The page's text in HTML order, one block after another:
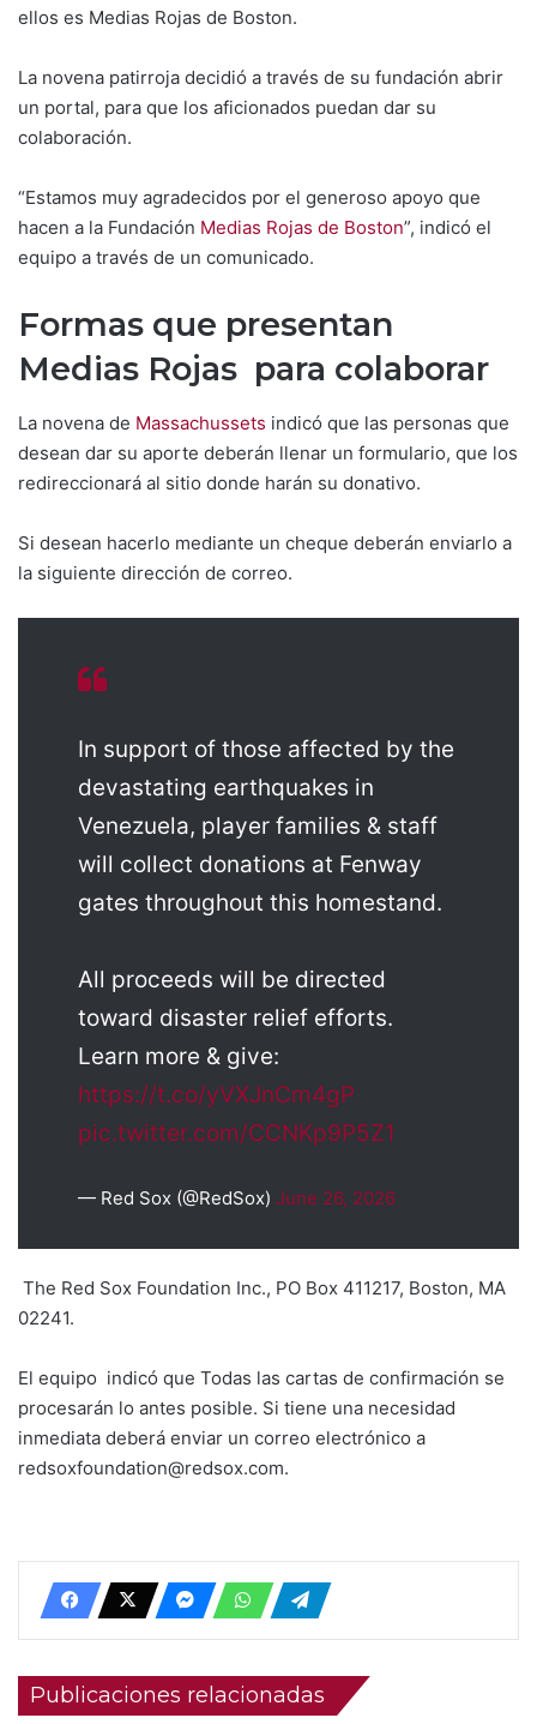
ellos es Medias Rojas de Boston.
La novena patirroja decidió a través de su fundación abrir
un portal, para que los aficionados puedan dar su
colaboración.
“Estamos muy agradecidos por el generoso apoyo que
hacen a la Fundación Medias Rojas de Boston”, indicó el
equipo a través de un comunicado.
Formas que presentan
Medias Rojas para colaborar
La novena de Massachussets indicó que las personas que
desean dar su aporte deberán llenar un formulario, que los
redireccionará al sitio donde harán su donativo.
Si desean hacerlo mediante un cheque deberán enviarlo a
la siguiente dirección de correo.
In support of those affected by the
devastating earthquakes in
Venezuela, player families & staff
will collect donations at Fenway
gates throughout this homestand.
All proceeds will be directed
toward disaster relief efforts.
Learn more & give:
https://t.co/yVXJnCm4gP
pic.twitter.com/CCNKp9P5Z1
— Red Sox (@RedSox) June 26, 2026
The Red Sox Foundation Inc., PO Box 411217, Boston, MA
02241.
El equipo indicó que Todas las cartas de confirmación se
procesarán lo antes posible. Si tiene una necesidad
inmediata deberá enviar un correo electrónico a
redsoxfoundation@redsox.com.
Publicaciones relacionadas